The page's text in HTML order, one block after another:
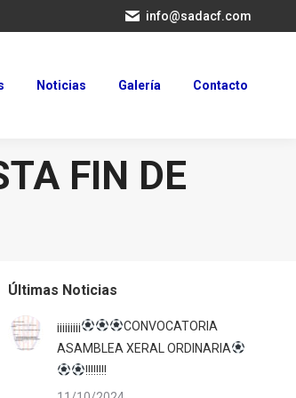
info@sadacf.com
Noticias Galería Contacto
FIN DE
Últimas Noticias
¡¡¡¡¡¡¡¡¡
CONVOCATORIA
ASAMBLEA XERAL ORDINARIA
!!!!!!!!
Noticias Galería Contacto